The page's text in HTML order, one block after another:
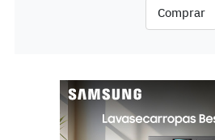
Comprar